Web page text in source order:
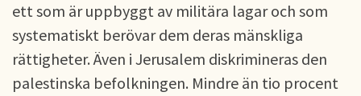
ett som är uppbyggt av militära lagar och som
systematiskt berövar dem deras mänskliga
rättigheter. Även i Jerusalem diskrimineras den
palestinska befolkningen. Mindre än tio procent